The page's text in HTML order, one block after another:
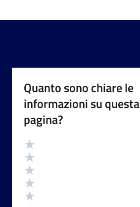
Quanto sono chiare le
informazioni su questa
pagina?
Valutazione